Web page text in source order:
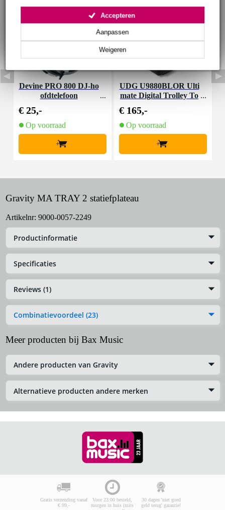
Weigeren
Aanpassen
Accepteren
Devine PRO 800 DJ-ho
ofdtelefoon
€ 25,-
Op voorraad
+
UDG U9880BLOR Ulti
mate Digital Trolley To
€ 165,-
Op voorraad
+
Gravity MA TRAY 2 statiefplateau
Artikelnr: 9000-0057-2249
Productinformatie
Specificaties
Reviews (1)
Combinatievoordeel (23)
Meer producten bij Bax Music
Andere producten van Gravity
Alternatieve producten andere merken
Gratis verzending vanaf
€ 99,-
Voor 23:00 besteld,
morgen in huis (mits
30 dagen 'niet goed
geld terug' garantie!